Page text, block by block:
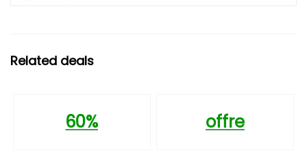
Related deals
60% offre